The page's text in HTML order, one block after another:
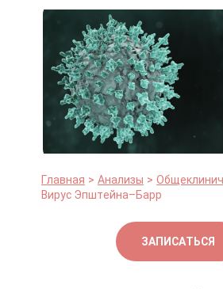
Главная Анализы
Вирус Эпштейна–Барр
ЗАПИСАТЬСЯ